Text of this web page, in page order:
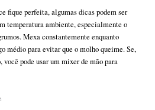
fique perfeita, algumas dicas podem ser
temperatura ambiente, especialmente o
Mexa constantemente enquanto
médio para evitar que o molho queime. Se,
você pode usar um mixer de mão para